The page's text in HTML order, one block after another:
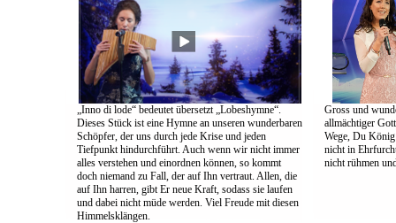
„Inno di lode“ bedeutet übersetzt „Lobeshymne“.
Dieses Stück ist eine Hymne an unseren wunderbaren
Schöpfer, der uns durch jede Krise und jeden
Tiefpunkt hindurchführt. Auch wenn wir nicht immer
alles verstehen und einordnen können, so kommt
doch niemand zu Fall, der auf Ihn vertraut. Allen, die
auf Ihn harren, gibt Er neue Kraft, sodass sie laufen
und dabei nicht müde werden. Viel Freude mit diesen
Himmelsklängen.
Gross und
allmächtiger
Wege, Du
nicht in
nicht rühmen